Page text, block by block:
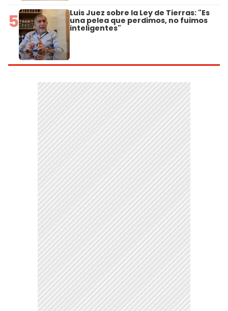
5 Luis Juez sobre la Ley de Tierras: "Es
una pelea que perdimos, no fuimos
inteligentes"